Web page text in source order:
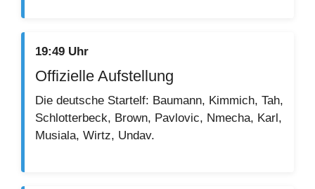
19:49 Uhr
Offizielle Aufstellung
Die deutsche Startelf: Baumann, Kimmich, Tah,
Schlotterbeck, Brown, Pavlovic, Nmecha, Karl,
Musiala, Wirtz, Undav.